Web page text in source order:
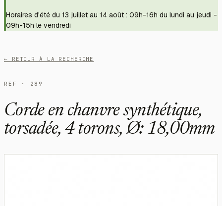
Horaires d'été du 13 juillet au 14 août : 09h-16h du lundi au jeudi -
09h-15h le vendredi
← RETOUR À LA RECHERCHE
RÉF · 289
Corde en chanvre synthétique,
torsadée, 4 torons, Ø: 18,00mm